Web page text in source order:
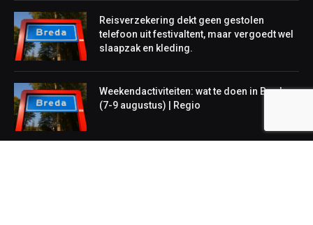
Reisverzekering dekt geen gestolen
telefoon uit festivaltent, maar vergoedt wel
slaapzak en kleding.
Weekendactiviteiten: wat te doen in Breda
(7-9 augustus) | Regio